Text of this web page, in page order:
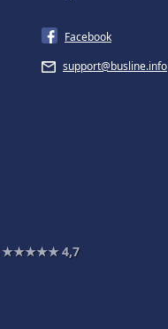
Facebook
support@busline.info
★★★★★4,7